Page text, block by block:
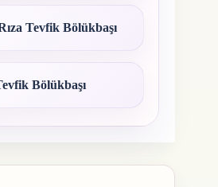
Tevfik Bölükbaşı
Bölükbaşı